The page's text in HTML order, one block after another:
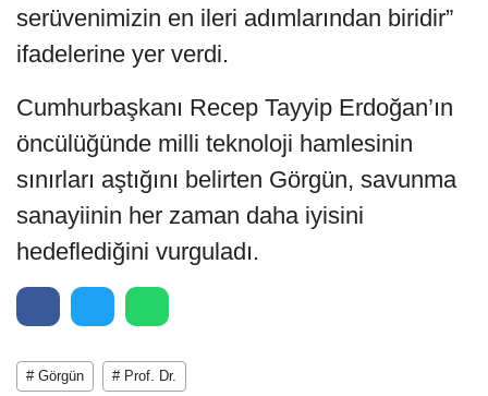
serüvenimizin en ileri adımlarından biridir”
ifadelerine yer verdi.
Cumhurbaşkanı Recep Tayyip Erdoğan’ın
öncülüğünde milli teknoloji hamlesinin
sınırları aştığını belirten Görgün, savunma
sanayiinin her zaman daha iyisini
hedeflediğini vurguladı.
# Görgün # Prof. Dr.